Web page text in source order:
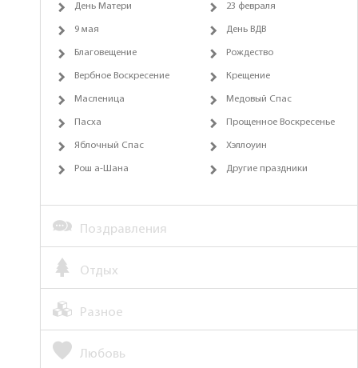
День Матери 23 февраля
9 мая День ВДВ
Благовещение Рождество
Вербное Воскресение Крещение
Масленица Медовый Спас
Пасха Прощенное Воскресенье
Яблочный Спас Хэллоуин
Рош а-Шана Другие праздники
Поздравления
Отдых
Разное
Любовь